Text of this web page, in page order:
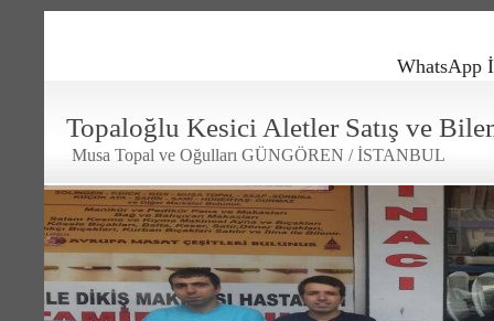
Topaloğlu Kesici Aletler Satış ve
Musa Topal ve Oğulları GÜNGÖREN / İSTANBUL